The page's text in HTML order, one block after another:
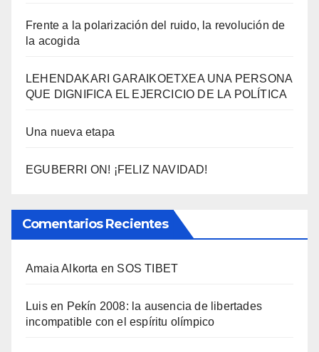
Frente a la polarización del ruido, la revolución de
la acogida
LEHENDAKARI GARAIKOETXEA UNA PERSONA
QUE DIGNIFICA EL EJERCICIO DE LA POLÍTICA
Una nueva etapa
EGUBERRI ON! ¡FELIZ NAVIDAD!
Comentarios Recientes
Amaia Alkorta en SOS TIBET
Luisen Pekí­n 2008: la ausencia de libertades
incompatible con el espí­ritu olí­mpico